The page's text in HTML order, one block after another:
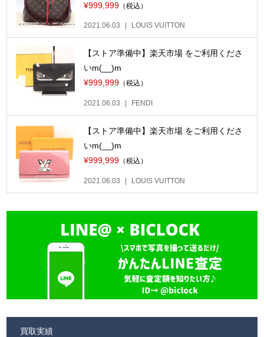
¥999,999 （税込）
2021.06.03 LOUIS VUITTON
【ストア準備中】楽天市場 をご利用くださ
いm(__)m
¥999,999 （税込）
2021.06.03 FENDI
【ストア準備中】楽天市場 をご利用くださ
いm(__)m
¥999,999 （税込）
2021.06.03 LOUIS VUITTON
買取実績